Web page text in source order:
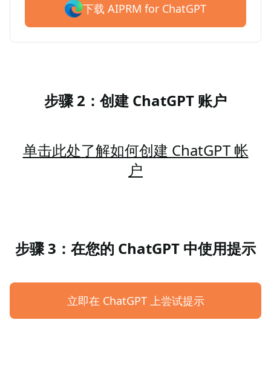
下载 AIPRM for ChatGPT
步骤 2：创建 ChatGPT 账户
单击此处了解如何创建 ChatGPT 帐
户
步骤 3：在您的 ChatGPT 中使用提示
立即在 ChatGPT 上尝试提示